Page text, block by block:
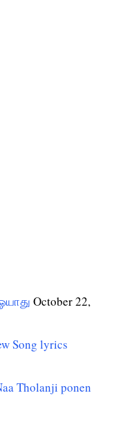
October 22,
Song lyrics
Tholanji ponen